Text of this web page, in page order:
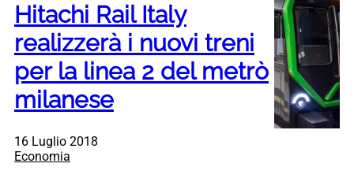
Hitachi Rail Italy
realizzerà i nuovi treni
per la linea 2 del metrò
milanese
16 Luglio 2018
Economia